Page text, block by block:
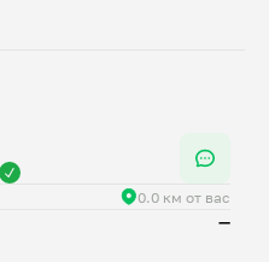
0.0 км от вас
—